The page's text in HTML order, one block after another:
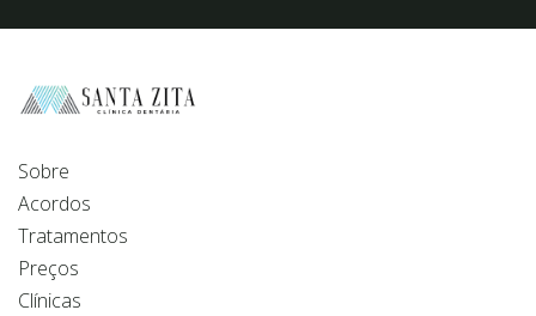
Sobre
Acordos
Tratamentos
Preços
Clínicas